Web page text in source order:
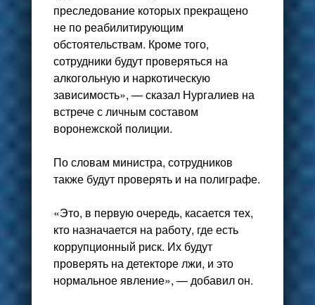
преследование которых прекращено
не по реабилитирующим
обстоятельствам. Кроме того,
сотрудники будут проверяться на
алкогольную и наркотическую
зависимость», — сказал Нургалиев на
встрече с личным составом
воронежской полиции.
По словам министра, сотрудников
также будут проверять и на полиграфе.
«Это, в первую очередь, касается тех,
кто назначается на работу, где есть
коррупционный риск. Их будут
проверять на детекторе лжи, и это
нормальное явление», — добавил он.